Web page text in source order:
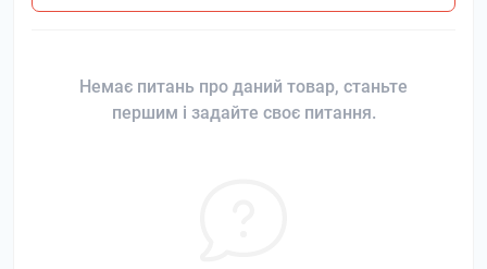
Немає питань про даний товар, станьте
першим і задайте своє питання.